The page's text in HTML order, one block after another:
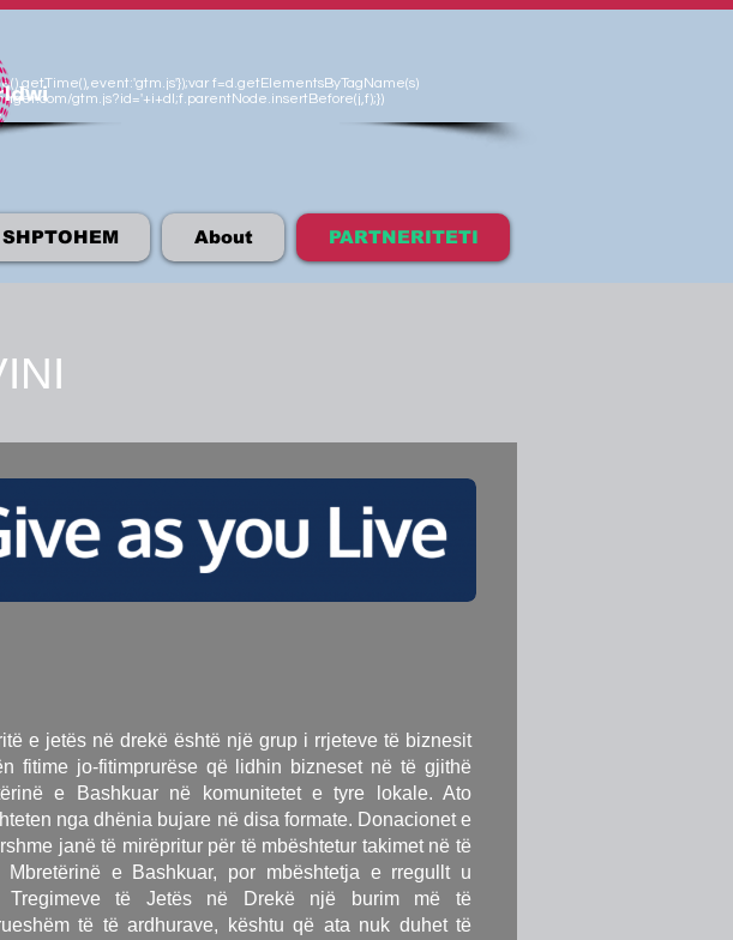
f=d.getElementsByTagName(s)
gtm.js?id='+i+dl;f.parentNode.insertBefore(j,f);})
About PARTNERITETI
e jetës në drekë është një grup i rrjeteve të biznesit
fitime jo-fitimprurëse që lidhin bizneset në të gjithë
e Bashkuar në komunitetet e tyre lokale. Ato
nga dhënia bujare në disa formate. Donacionet e
janë të mirëpritur për të mbështetur takimet në të
Mbretërinë e Bashkuar, por mbështetja e rregullt u
Tregimeve të Jetës në Drekë një burim më të
të të ardhurave, kështu që ata nuk duhet të